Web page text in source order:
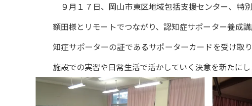
９月１７日、岡山市東区地域包括支援センター、特
額田様とリモートでつながり、認知症サポーター養成
知症サポーターの証であるサポーターカードを受け取
施設での実習や日常生活で活かしていく決意を新たにし